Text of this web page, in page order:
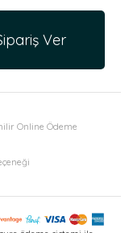
Ver
Online Ödeme